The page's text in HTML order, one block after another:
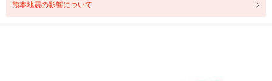
熊本地震の影響について